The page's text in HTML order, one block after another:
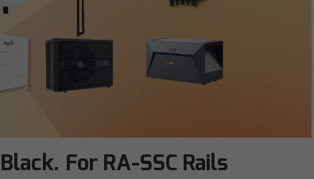
For RA-SSC Rails